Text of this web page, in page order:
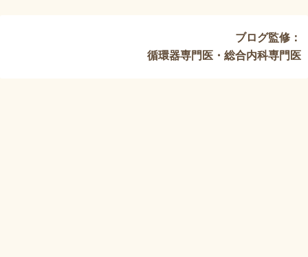
ブログ監修：
循環器専門医・総合内科専門医